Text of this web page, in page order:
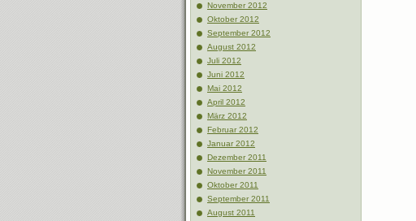
November 2012
Oktober 2012
September 2012
August 2012
Juli 2012
Juni 2012
Mai 2012
April 2012
März 2012
Februar 2012
Januar 2012
Dezember 2011
November 2011
Oktober 2011
September 2011
August 2011